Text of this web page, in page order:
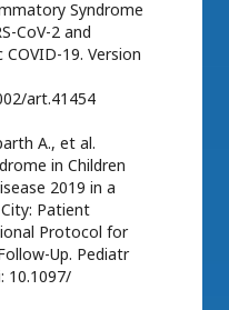
Syndrome
CoV-2 and
19. Version
art.41454
A., et al.
in Children
2019 in a
Patient
Protocol for
Up. Pediatr
10.1097/